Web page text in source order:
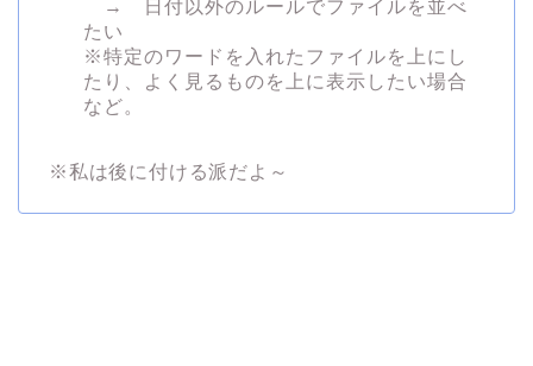
→ 日付以外のルールでファイルを並べ
たい
※特定のワードを入れたファイルを上にし
たり、よく見るものを上に表示したい場合
など。
※私は後に付ける派だよ～